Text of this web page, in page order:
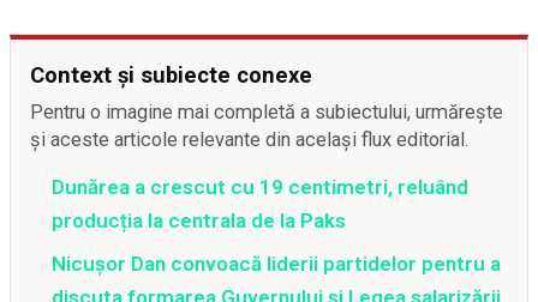
Context și subiecte conexe
Pentru o imagine mai completă a subiectului, urmărește
și aceste articole relevante din același flux editorial.
Dunărea a crescut cu 19 centimetri, reluând
producția la centrala de la Paks
Nicușor Dan convoacă liderii partidelor pentru a
discuta formarea Guvernului și Legea salarizării